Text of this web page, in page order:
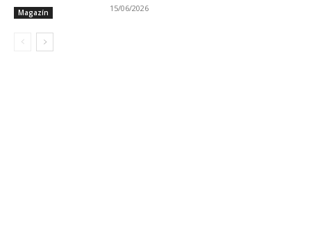
Magazín 15/06/2026